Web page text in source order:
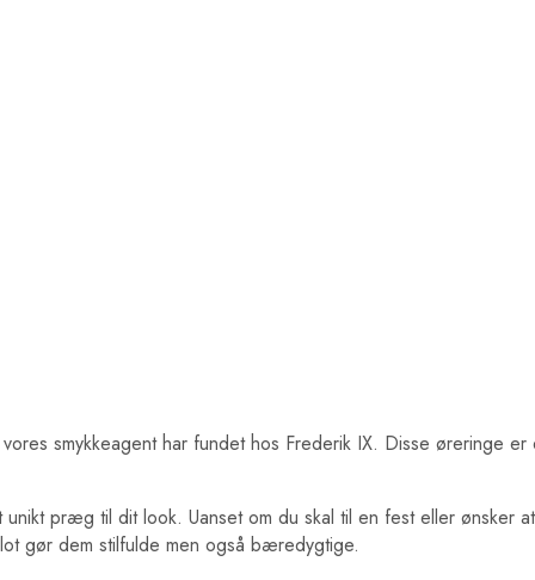
smykkeagent har fundet hos Frederik IX. Disse øreringe
præg til dit look. Uanset om du skal til en fest eller
gør dem stilfulde men også bæredygtige.